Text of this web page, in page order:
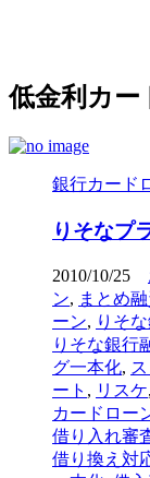
低金利カー
銀行カード
りそなプ
2010/10/25
ン, まとめ
ーン, りそ
りそな銀行
グ一本化,
ート , リスケ,
カードロー
借り入れ審
借り換え対